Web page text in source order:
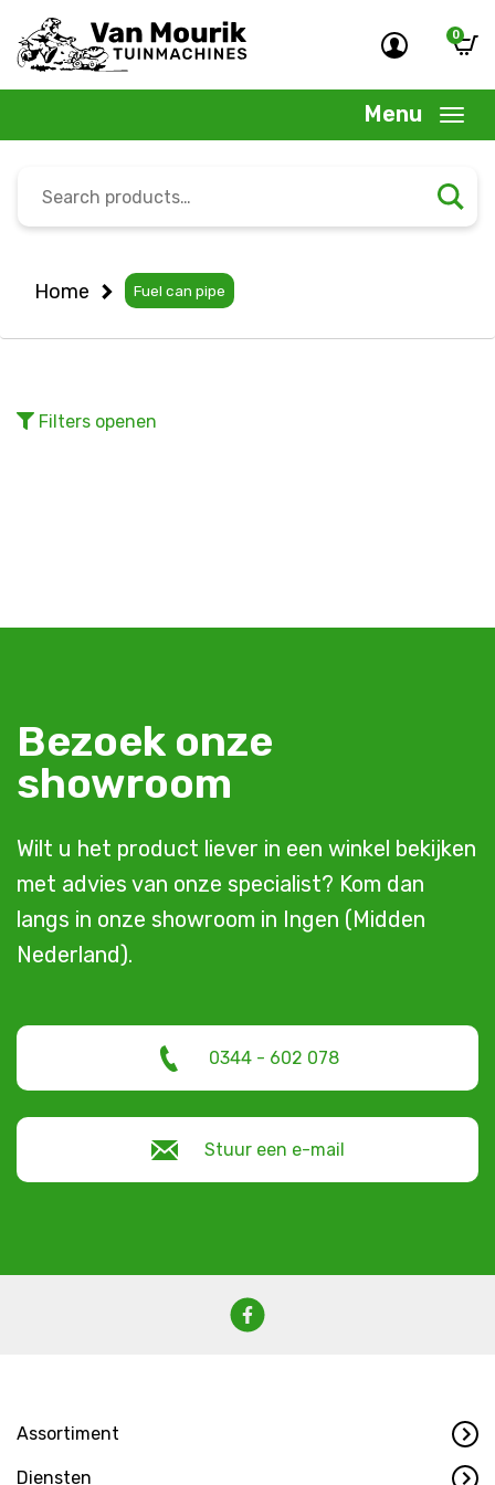
0
Menu
Search
Home Fuel can pipe
Filters openen
Bezoek onze
showroom
Wilt u het product liever in een winkel bekijken
met advies van onze specialist? Kom dan
langs in onze showroom in Ingen (Midden
Nederland).
0344 - 602 078
Stuur een e-mail
Assortiment
Diensten